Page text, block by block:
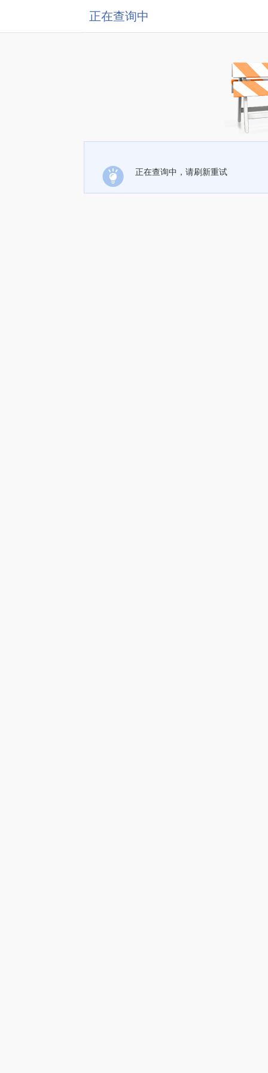
正在查询中
正在查询中，请刷新重试